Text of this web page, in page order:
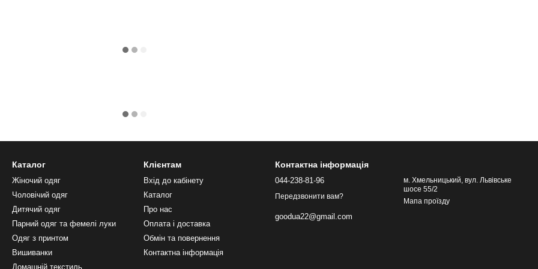
Каталог
Жіночий одяг
Чоловічий одяг
Дитячий одяг
Парний одяг та фемелі луки
Одяг з принтом
Вишиванки
Домашній текстиль
Клієнтам
Вхід до кабінету
Каталог
Про нас
Оплата і доставка
Обмін та повернення
Контактна інформація
Контактна інформація
044-238-81-96
Передзвонити вам?
goodua22@gmail.com
м. Хмельницький, вул. Львівське
шосе 55/2
Мапа проїзду